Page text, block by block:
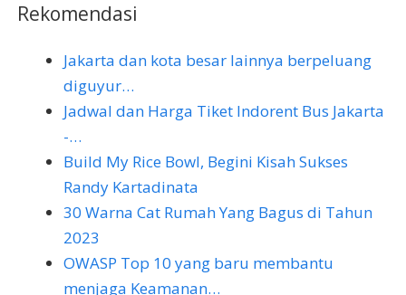
Rekomendasi
Jakarta dan kota besar lainnya berpeluang
diguyur…
Jadwal dan Harga Tiket Indorent Bus Jakarta
-…
Build My Rice Bowl, Begini Kisah Sukses
Randy Kartadinata
30 Warna Cat Rumah Yang Bagus di Tahun
2023
OWASP Top 10 yang baru membantu
menjaga Keamanan…